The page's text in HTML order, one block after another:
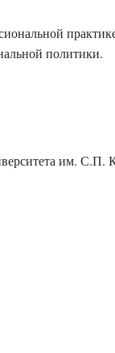
политики.
им. С.П.